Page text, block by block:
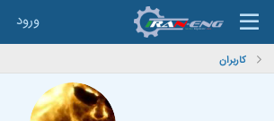
ورود
کاربران